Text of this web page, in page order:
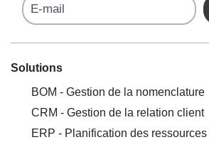
E-mail
Solutions
BOM - Gestion de la nomenclature
CRM - Gestion de la relation client
ERP - Planification des